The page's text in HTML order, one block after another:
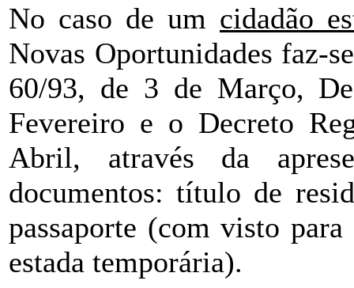
No caso de um cidadão
Novas Oportunidades faz-
60/93, de 3 de Março,
Fevereiro e o Decreto
Abril, através da
documentos: título de
passaporte (com visto
estada temporária).